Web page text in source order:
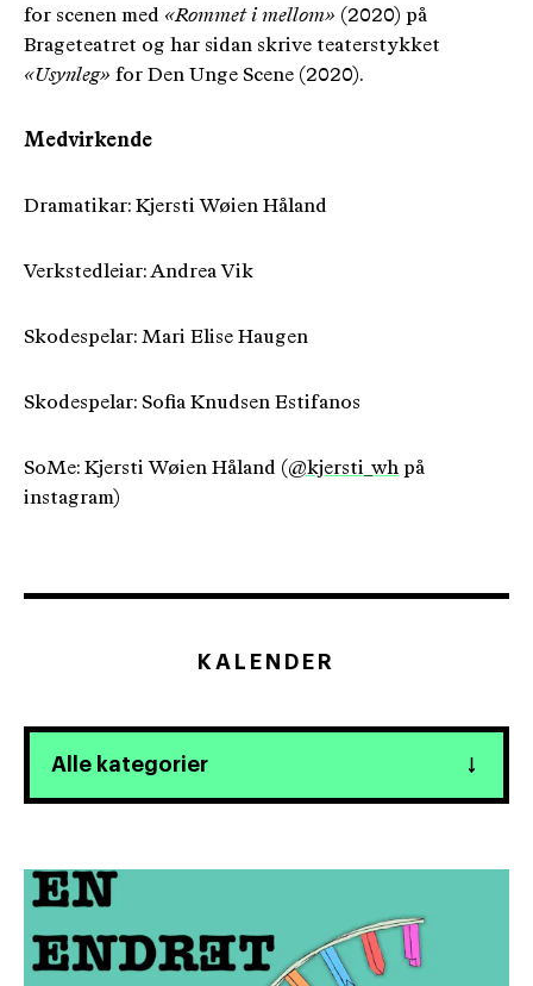
for scenen med «Rommet i mellom» (2020) på
Brageteatret og har sidan skrive teaterstykket
«Usynleg» for Den Unge Scene (2020).
Medvirkende
Dramatikar: Kjersti Wøien Håland
Verkstedleiar: Andrea Vik
Skodespelar: Mari Elise Haugen
Skodespelar: Sofia Knudsen Estifanos
SoMe: Kjersti Wøien Håland (@kjersti_wh på
instagram)
KALENDER